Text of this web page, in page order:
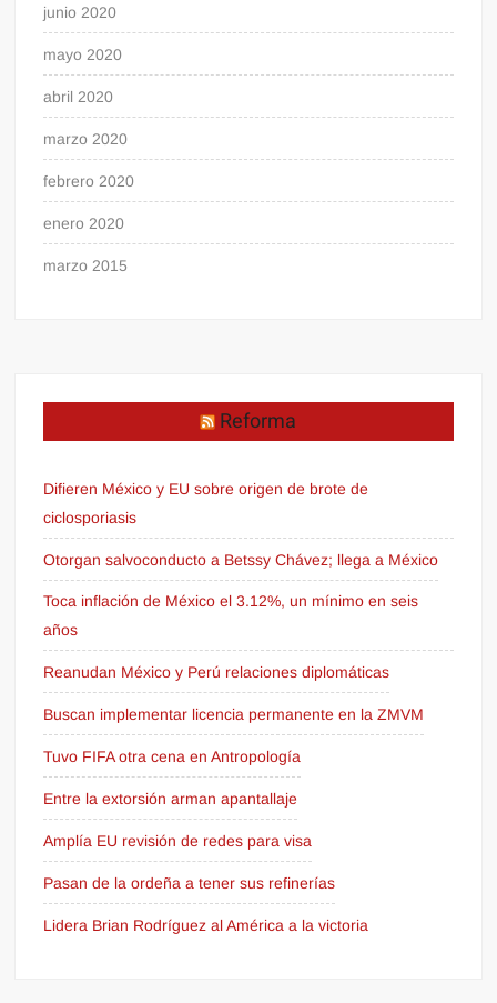
junio 2020
mayo 2020
abril 2020
marzo 2020
febrero 2020
enero 2020
marzo 2015
Reforma
Difieren México y EU sobre origen de brote de
ciclosporiasis
Otorgan salvoconducto a Betssy Chávez; llega a México
Toca inflación de México el 3.12%, un mínimo en seis
años
Reanudan México y Perú relaciones diplomáticas
Buscan implementar licencia permanente en la ZMVM
Tuvo FIFA otra cena en Antropología
Entre la extorsión arman apantallaje
Amplía EU revisión de redes para visa
Pasan de la ordeña a tener sus refinerías
Lidera Brian Rodríguez al América a la victoria